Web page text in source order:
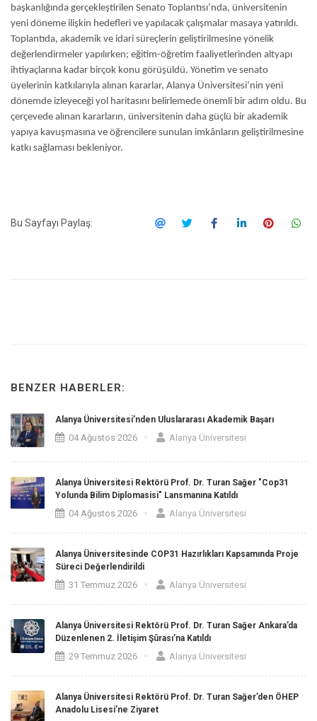
başkanlığında gerçekleştirilen Senato Toplantısı’nda, üniversitenin
yeni döneme ilişkin hedefleri ve yapılacak çalışmalar masaya yatırıldı.
Toplantıda, akademik ve idari süreçlerin geliştirilmesine yönelik
değerlendirmeler yapılırken; eğitim-öğretim faaliyetlerinden altyapı
ihtiyaçlarına kadar birçok konu görüşüldü. Yönetim ve senato
üyelerinin katkılarıyla alınan kararlar, Alanya Üniversitesi’nin yeni
dönemde izleyeceği yol haritasını belirlemede önemli bir adım oldu. Bu
çerçevede alınan kararların, üniversitenin daha güçlü bir akademik
yapıya kavuşmasına ve öğrencilere sunulan imkânların geliştirilmesine
katkı sağlaması bekleniyor.
Bu Sayfayı Paylaş:
BENZER HABERLER:
Alanya Üniversitesi’nden Uluslararası Akademik Başarı
04 Ağustos 2026 Alanya Üniversitesi
Alanya Üniversitesi Rektörü Prof. Dr. Turan Sağer "Cop31
Yolunda Bilim Diplomasisi" Lansmanına Katıldı
04 Ağustos 2026 Alanya Üniversitesi
Alanya Üniversitesinde COP31 Hazırlıkları Kapsamında Proje
Süreci Değerlendirildi
31 Temmuz 2026 Alanya Üniversitesi
Alanya Üniversitesi Rektörü Prof. Dr. Turan Sağer Ankara’da
Düzenlenen 2. İletişim Şûrası’na Katıldı
29 Temmuz 2026 Alanya Üniversitesi
Alanya Üniversitesi Rektörü Prof. Dr. Turan Sağer’den ÖHEP
Anadolu Lisesi’ne Ziyaret